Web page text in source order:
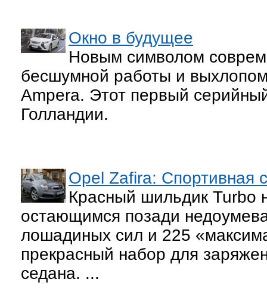
Окно в будущее
Новым символом
бесшумной работы и
Ampera. Этот первый
Голландии.
Opel Zafira: Спортивная
Красный шильдик Turbo
остающимся позади
лошадиных сил и 225
прекрасный набор для
седана. ...